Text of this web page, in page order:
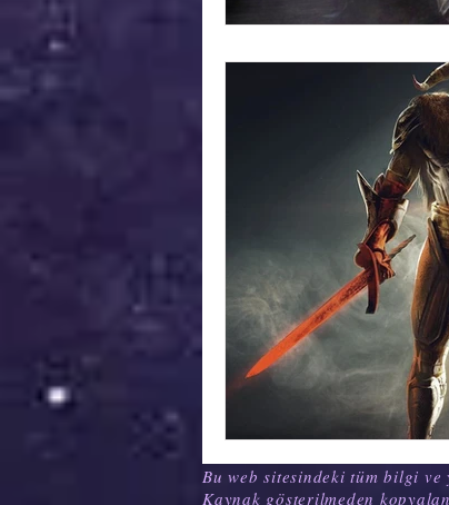
Bu web sitesindeki tüm bilgi ve
Kaynak gösterilmeden